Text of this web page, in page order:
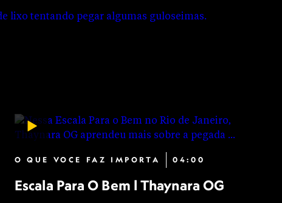
O QUE VOCE FAZ IMPORTA 04:00
Escala Para O Bem l Thaynara OG